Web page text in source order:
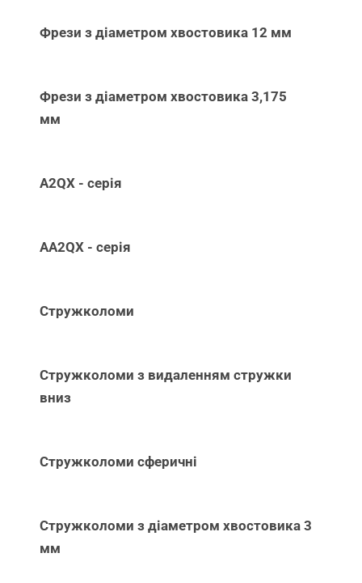
Фрези з діаметром хвостовика 12 мм
Фрези з діаметром хвостовика 3,175
мм
A2QX - серія
AA2QX - серія
Стружколоми
Стружколоми з видаленням стружки
вниз
Стружколоми сферичні
Стружколоми з діаметром хвостовика 3
мм